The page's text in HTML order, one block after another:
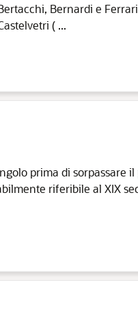
Bernardi e
( ...
prima di sorpassare
riferibile al XIX